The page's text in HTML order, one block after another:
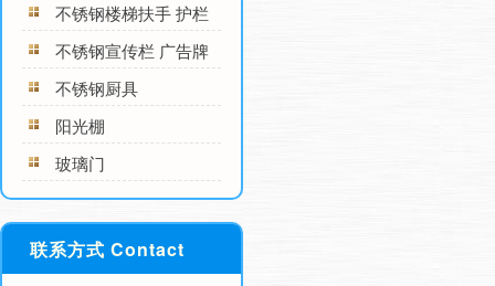
不锈钢楼梯扶手 护栏
不锈钢宣传栏 广告牌
不锈钢厨具
阳光棚
玻璃门
联系方式 Contact